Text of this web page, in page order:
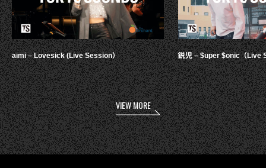
aimi – Lovesick (Live Session） 鋭児 – $uper $onic（Live
VIEW MORE